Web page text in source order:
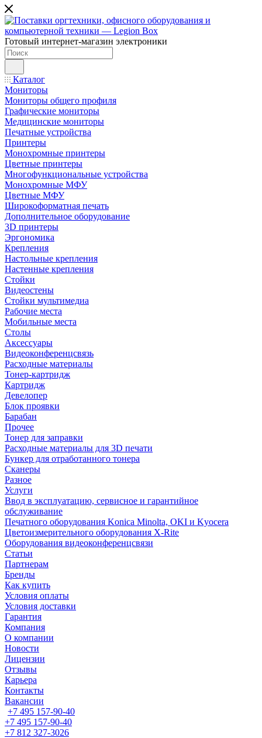
Готовый интернет-магазин электроники
Каталог
Мониторы
Мониторы общего профиля
Графические мониторы
Медицинские мониторы
Печатные устройства
Принтеры
Моноxромныe принтеры
Цвeтныe принтеры
Многофункциональные устройства
Монохромные МФУ
Цветные МФУ
Широкоформатная печать
Дополнительное оборудование
3D принтеры
Эргономика
Крепления
Настольные крепления
Настенные крепления
Стойки
Видеостены
Стойки мультимедиа
Рабочие места
Мобильные места
Столы
Аксессуары
Видеоконференцсвязь
Расходные материалы
Тонер-картридж
Картридж
Девелопер
Блок проявки
Барабан
Прочее
Тонер для заправки
Расходные материалы для 3D печати
Бункер для отработанного тонера
Сканеры
Разное
Услуги
Ввод в эксплуатацию, сервисное и гарантийное
обслуживание
Печатного оборудования Konica Minolta, OKI и Kyocera
Цветоизмерительного оборудования X-Rite
Оборудования видеоконференцсвязи
Статьи
Партнерам
Бренды
Как купить
Условия оплаты
Условия доставки
Гарантия
Компания
О компании
Новости
Лицензии
Отзывы
Карьера
Контакты
Вакансии
+7 495 157-90-40
+7 495 157-90-40
+7 812 327-3026